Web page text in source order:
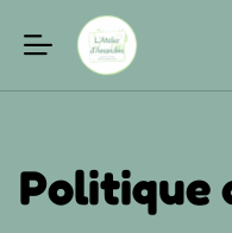
Politique